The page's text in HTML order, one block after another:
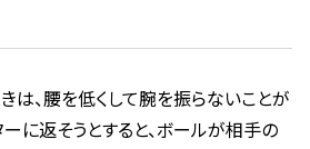
は、腰を低くして腕を振らないことが
に返そうとすると、ボールが相手の